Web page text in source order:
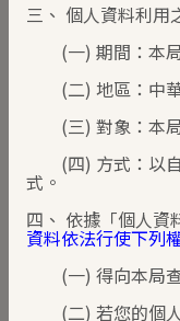
We welcome
inquiry) or
the required
below. We will
＊ Required
Application
三、 個人資料利用
(一) 期間：本局
(二) 地區：中華
(三) 對象：本局
(四) 方式：以自
式。
四、 依據「個人資
資料依法行使下列
(一) 得向本局查
(二) 若您的個人